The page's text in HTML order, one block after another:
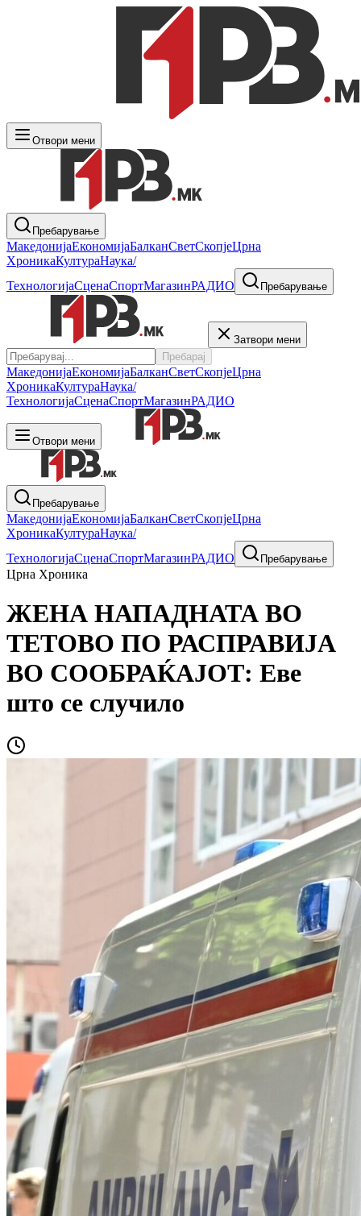
Отвори мени
Пребарување
МакедонијаЕкономијаБалканСветСкопјеЦрна
ХроникаКултураНаука/
ТехнологијаСценаСпортМагазинРАДИО Пребарување
Затвори мени
Пребарај
МакедонијаЕкономијаБалканСветСкопјеЦрна
ХроникаКултураНаука/
ТехнологијаСценаСпортМагазинРАДИО
Отвори мени
Пребарување
МакедонијаЕкономијаБалканСветСкопјеЦрна
ХроникаКултураНаука/
ТехнологијаСценаСпортМагазинРАДИО Пребарување
Црна Хроника
ЖЕНА НАПАДНАТА ВО
ТЕТОВО ПО РАСПРАВИЈА
ВО СООБРАЌАЈОТ: Еве
што се случило